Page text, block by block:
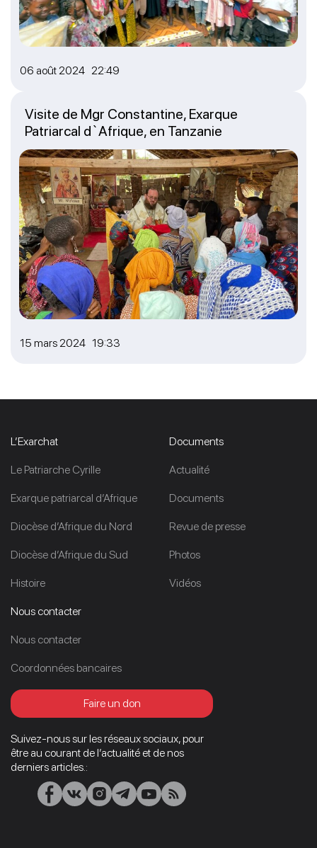
06 août 2024 22:49
15 mars 2024 19:33
Visite de Mgr Constantine, Exarque
Patriarcal d`Afrique, en Tanzanie
L’Exarchat
Le Patriarche Cyrille
Exarque patriarcal d’Afrique
Diocèse d’Afrique du Nord
Diocèse d’Afrique du Sud
Histoire
Documents
Actualité
Documents
Revue de presse
Photos
Vidéos
Nous contacter
Nous contacter
Coordonnées bancaires
Faire un don
Suivez-nous sur les réseaux sociaux, pour
être au courant de l’actualité et de nos
derniers articles.: